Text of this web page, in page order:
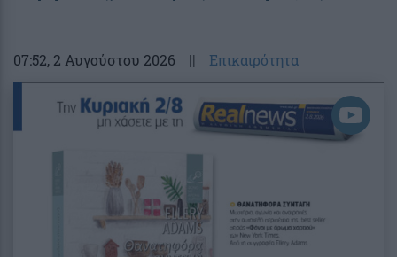
07:52, 2 Αυγούστου 2026 || Επικαιρότητα